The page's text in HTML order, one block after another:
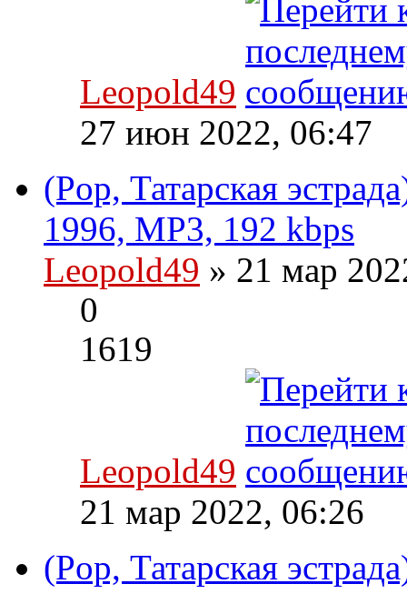
Leopold49
27 июн 2022, 06:47
(Pop, Татарская
1996, MP3, 192 kbps
Leopold49 » 21 мар
0
1619
Leopold49
21 мар 2022, 06:26
(Pop, Татарская